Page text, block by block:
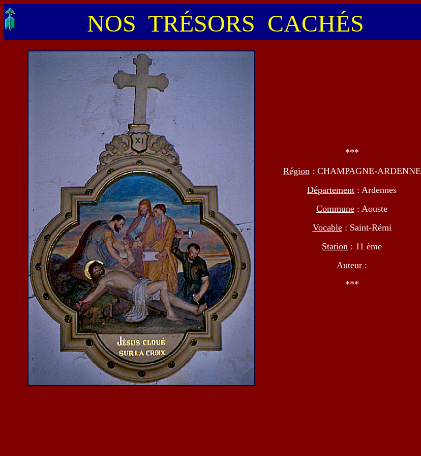
NOS TRÉSORS CACHÉS
***
Région: CHAMPAGNE-ARDENNE
Département : Ardennes
Commune : Aouste
Vocable: Saint-Rémi
Station : 11 ème
Auteur :
***